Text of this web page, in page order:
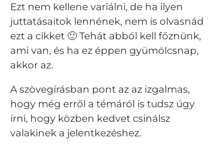
Ezt nem kellene variálni, de ha ilyen
juttatásaitok lennének, nem is olvasnád
ezt a cikket 🙂 Tehát abból kell főznünk,
ami van, és ha ez éppen gyümölcsnap,
akkor az.
A szövegírásban pont az az izgalmas,
hogy még erről a témáról is tudsz úgy
írni, hogy közben kedvet csinálsz
valakinek a jelentkezéshez.